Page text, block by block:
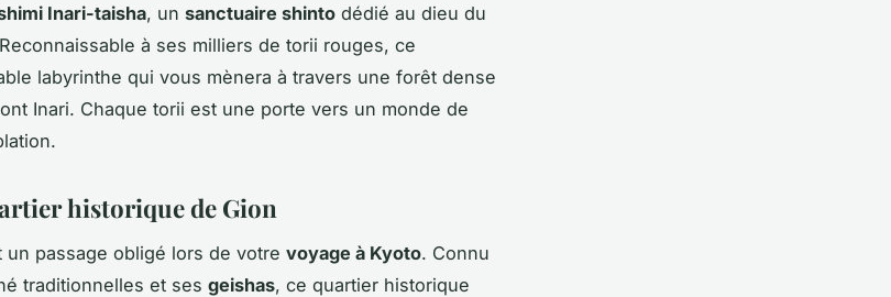
Inari-taisha, un sanctuaire shinto dédié au dieu du
à ses milliers de torii rouges, ce
labyrinthe qui vous mènera à travers une forêt dense
Inari. Chaque torii est une porte vers un monde de
historique de Gion
un passage obligé lors de votre voyage à Kyoto. Connu
traditionnelles et ses geishas, ce quartier historique